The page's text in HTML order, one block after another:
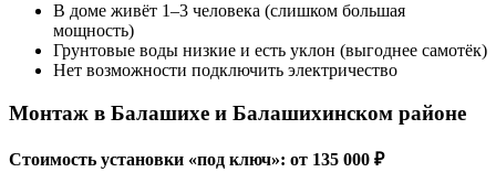
В доме живёт 1–3 человека (слишком большая
мощность)
Грунтовые воды низкие и есть уклон (выгоднее самотёк)
Нет возможности подключить электричество
Монтаж в Балашихе и Балашихинском районе
Стоимость установки «под ключ»: от 135 000 ₽